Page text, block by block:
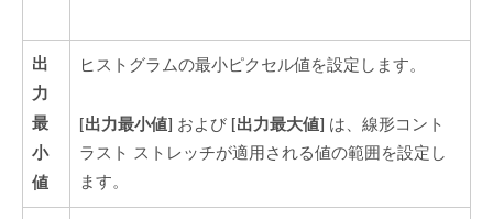
出
力
最
小
値
ヒストグラムの最小ピクセル値を設定します。
[出力最小値] および [出力最大値] は、線形コント
ラスト ストレッチが適用される値の範囲を設定し
ます。